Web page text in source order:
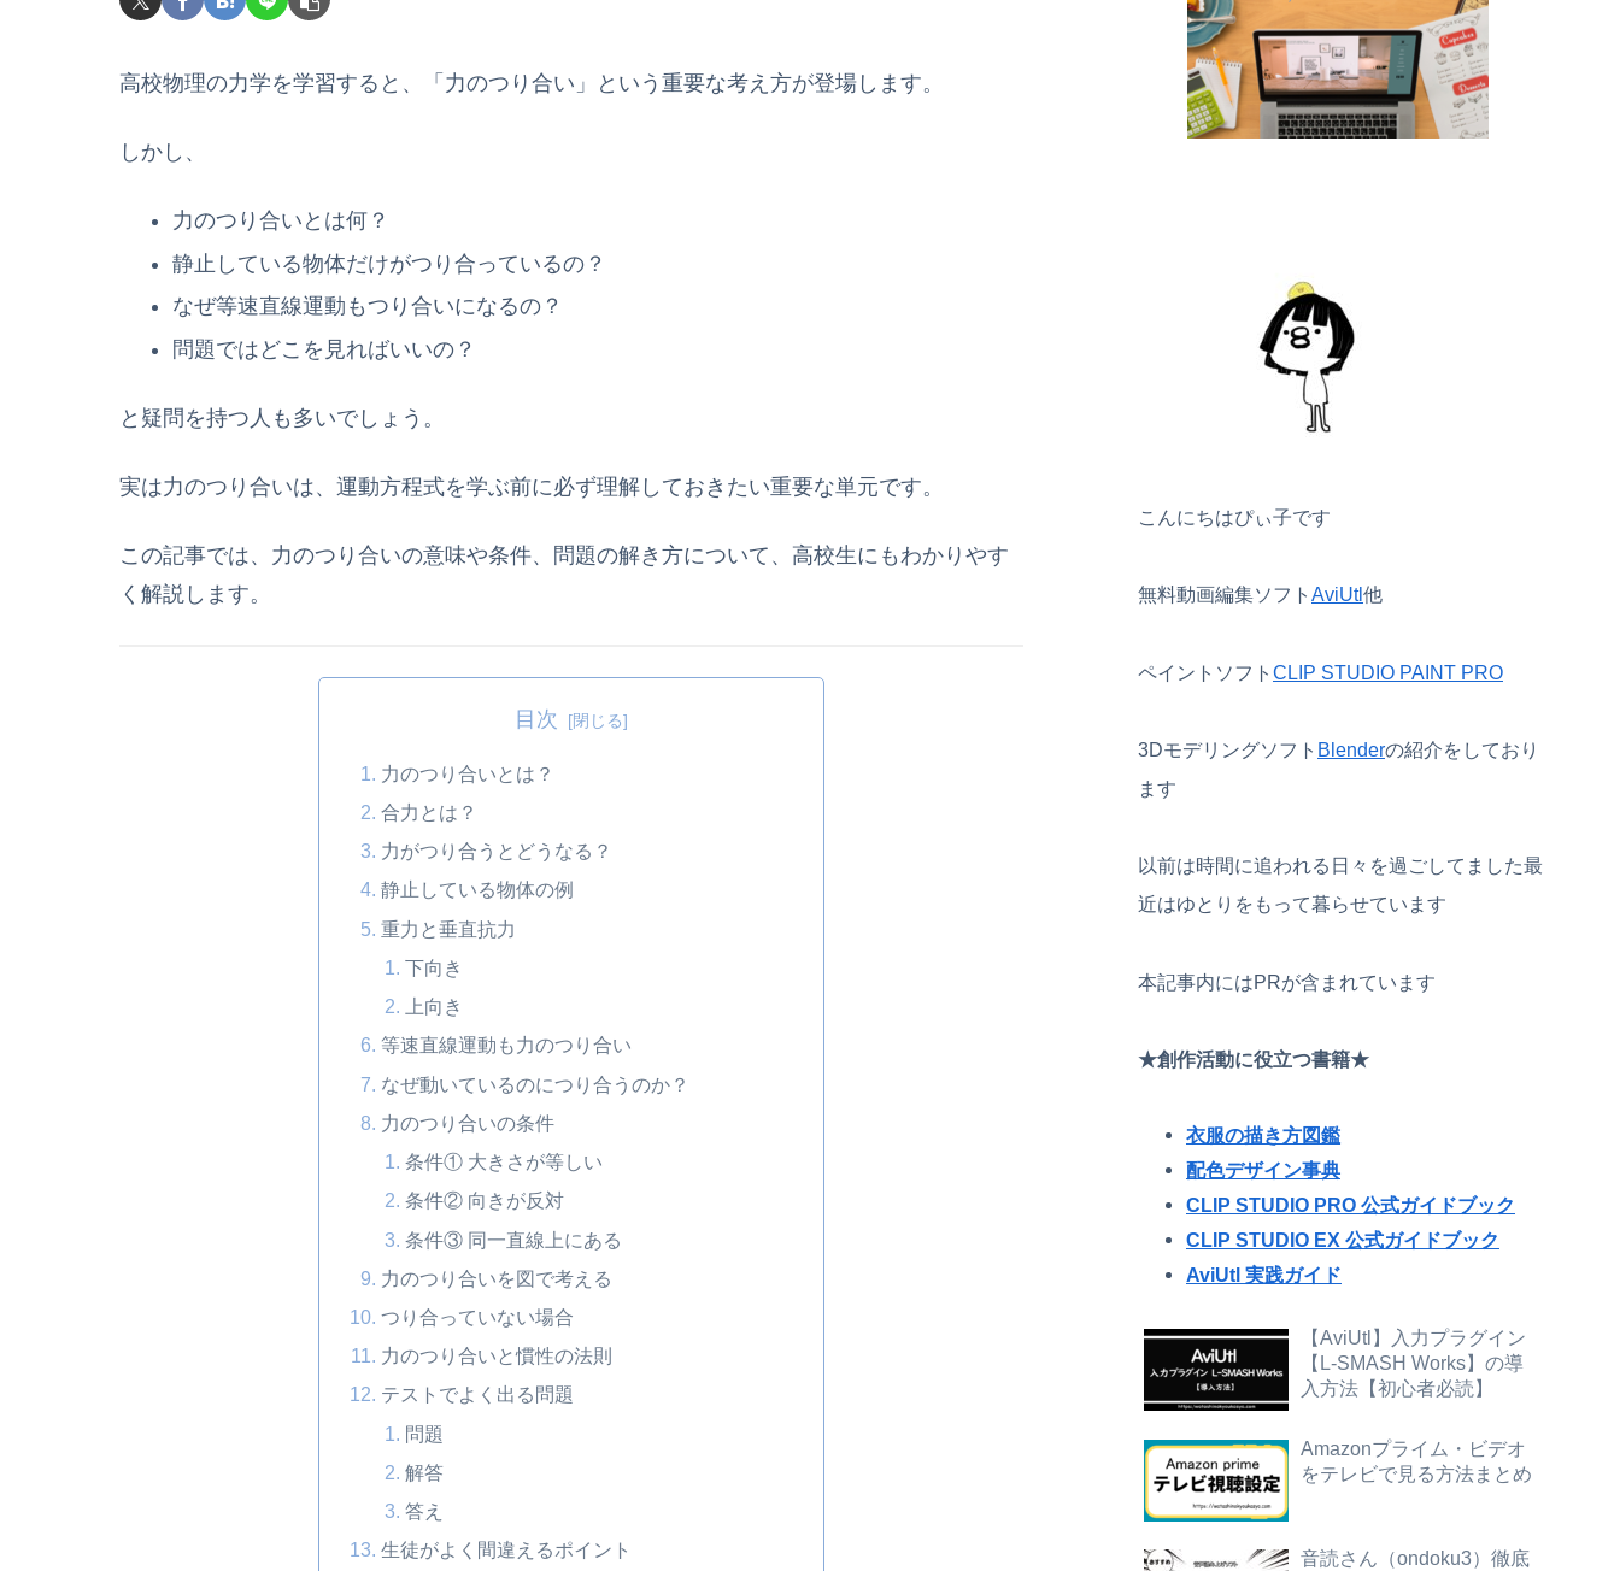
高校物理の力学を学習すると、「力のつり合い」という重要な考え方が登場します。
しかし、
力のつり合いとは何？
静止している物体だけがつり合っているの？
なぜ等速直線運動もつり合いになるの？
問題ではどこを見ればいいの？
と疑問を持つ人も多いでしょう。
実は力のつり合いは、運動方程式を学ぶ前に必ず理解しておきたい重要な単元です。
この記事では、力のつり合いの意味や条件、問題の解き方について、高校生にもわかりやす
く解説します。
目次
力のつり合いとは？
合力とは？
力がつり合うとどうなる？
静止している物体の例
重力と垂直抗力
下向き
上向き
等速直線運動も力のつり合い
なぜ動いているのにつり合うのか？
力のつり合いの条件
条件① 大きさが等しい
条件② 向きが反対
条件③ 同一直線上にある
力のつり合いを図で考える
つり合っていない場合
力のつり合いと慣性の法則
テストでよく出る問題
問題
解答
答え
生徒がよく間違えるポイント
こんにちはぴぃ子です
無料動画編集ソフト AviUtl他
ペイントソフト CLIP STUDIO PAINT PRO
3Dモデリングソフト Blenderの紹介をしており
ます
以前は時間に追われる日々を過ごしてました最
近はゆとりをもって暮らせています
本記事内にはPRが含まれています
★創作活動に役立つ書籍★
衣服の描き方図鑑
配色デザイン事典
CLIP STUDIO PRO 公式ガイドブック
CLIP STUDIO EX 公式ガイドブック
AviUtl 実践ガイド
【AviUtl】入力プラグイン
【L-SMASH Works】の導
入方法【初心者必読】
Amazonプライム・ビデオ
をテレビで見る方法まとめ
音読さん（ondoku3）徹底